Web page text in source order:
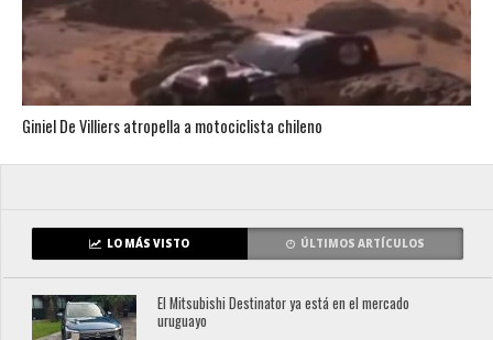
Giniel De Villiers atropella a motociclista chileno
LO MÁS VISTO ÚLTIMOS ARTÍCULOS
El Mitsubishi Destinator ya está en el mercado
uruguayo